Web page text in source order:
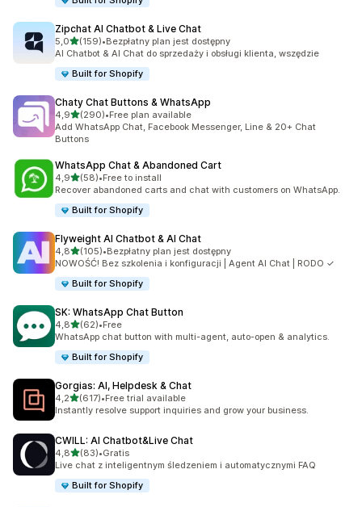
Zipchat AI Chatbot & Live Chat
5,0na 5 gwiazdek
(159)
Łączna liczba recenzji: 159
•Bezpłatny plan jest dostępny
AI Chatbot & AI Chat do sprzedaży i obsługi klienta, wszędzie
Built for Shopify
Chaty Chat Buttons & WhatsApp
4,9na 5 gwiazdek
(290)
Łączna liczba recenzji: 290
•Free plan available
Add WhatsApp Chat, Facebook Messenger, Line & 20+ Chat
Buttons
WhatsApp Chat & Abandoned Cart
4,9na 5 gwiazdek
(58)
Łączna liczba recenzji: 58
•Free to install
Recover abandoned carts and chat with customers on WhatsApp.
Built for Shopify
Flyweight AI Chatbot & AI Chat
4,8na 5 gwiazdek
(105)
Łączna liczba recenzji: 105
•Bezpłatny plan jest dostępny
NOWOŚĆ! Bez szkolenia i konfiguracji | Agent AI Chat | RODO ✓
Built for Shopify
SK: WhatsApp Chat Button
4,8na 5 gwiazdek
(62)
Łączna liczba recenzji: 62
•Free
WhatsApp chat button with multi-agent, auto-open & analytics.
Built for Shopify
Gorgias: AI, Helpdesk & Chat
4,2na 5 gwiazdek
(617)
Łączna liczba recenzji: 617
•Free trial available
Instantly resolve support inquiries and grow your business.
CWILL: AI Chatbot&Live Chat
4,8na 5 gwiazdek
(83)
Łączna liczba recenzji: 83
•Gratis
Live chat z inteligentnym śledzeniem i automatycznymi FAQ
Built for Shopify